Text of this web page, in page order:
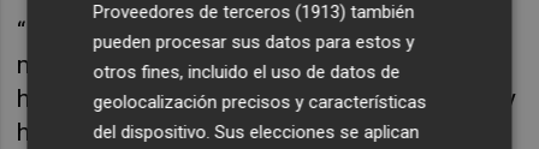
“Estoril era un circuito nuevo para mí y estoy
muy contenta del fin de semana que hemos
hecho. Cada vez conocemos mejor el coche y
hemos avanzado en el set up. Ahora, estoy
Proveedores de terceros (1913) también
pueden procesar sus datos para estos y
otros fines, incluido el uso de datos de
geolocalización precisos y características
del dispositivo. Sus elecciones se aplican